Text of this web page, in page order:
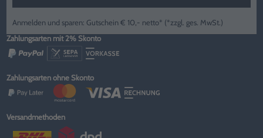
Anmelden und sparen: Gutschein € 10,- netto* (*zzgl. ges. MwSt.)
Zahlungsarten mit 2% Skonto
Zahlungsarten ohne Skonto
Versandmethoden